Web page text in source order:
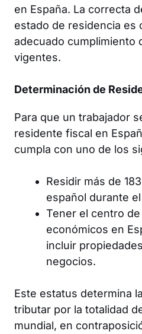
en España. La correcta
estado de residencia es
adecuado cumplimiento
vigentes.
Determinación de
Para que un trabajador
residente fiscal en
cumpla con uno de los
Residir más de
español durante
Tener el centro
económicos en
incluir
negocios.
Este estatus determina
tributar por la totalidad
mundial, en